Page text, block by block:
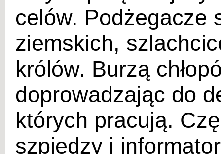
celów. Podżegacze
ziemskich,
królów. Burzą
doprowadzając do
których pracują.
szpiedzy i